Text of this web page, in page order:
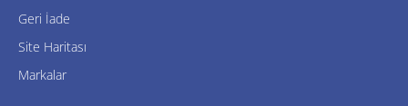
Geri İade
Site Haritası
Markalar